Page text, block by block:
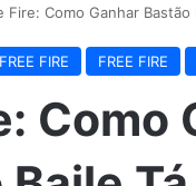
Fire: Como Ganhar
FIRE FREE FIRE
Como